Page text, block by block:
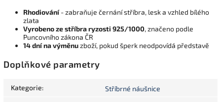
Rhodiování- zabraňuje černání stříbra, lesk a vzhled bílého
zlata
Vyrobeno ze stříbra ryzosti 925/1000, značeno podle
Puncovního zákona ČR
14 dní na výměnuzboží, pokud šperk neodpovídá představě
Doplňkové parametry
Kategorie: Stříbrné náušnice